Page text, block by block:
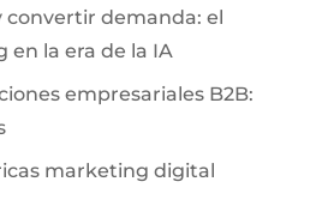
convertir demanda: el
la era de la IA
empresariales B2B:
marketing digital